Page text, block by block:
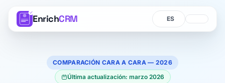
EnrichCRM Idioma
Idioma
COMPARACIÓN CARA A CARA — 2026
Última actualización: marzo 2026